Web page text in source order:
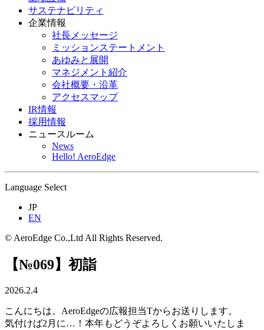
サステナビリティ
企業情報
社長メッセージ
ミッションステートメント
あゆみと展開
マネジメント紹介
会社概要・沿革
アクセスマップ
IR情報
採用情報
ニュースルーム
News
Hello! AeroEdge
Language Select
JP
EN
© AeroEdge Co.,Ltd All Rights Reserved.
【№069】初詣
2026.2.4
こんにちは。AeroEdgeの広報担当Tからお送りします。
気付けば2月に…！本年もどうぞよろしくお願いいたしま